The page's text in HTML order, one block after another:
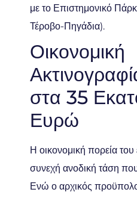
με το Επιστημονικό
Τέροβο-Πηγάδια).
Οικονομική
στα 35
Ευρώ
Η οικονομική πορεία
συνεχή ανοδική τάση
Ενώ ο αρχικός